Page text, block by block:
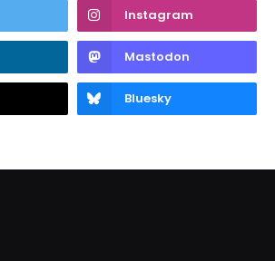
Instagram
Mastodon
Bluesky